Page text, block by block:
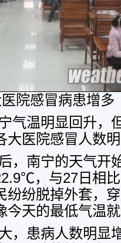
院感冒病患增多
气温明显回升，
大医院感冒人数
，南宁的天气开
，与27日相
纷纷脱掉外套，
今天的最低气温
，患病人数明显